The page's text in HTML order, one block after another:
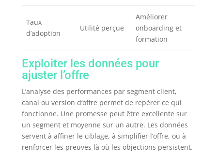
Taux
d’adoption
Utilité perçue
Améliorer
onboarding et
formation
Exploiter les données pour
ajuster l’offre
L’analyse des performances par segment client,
canal ou version d’offre permet de repérer ce qui
fonctionne. Une promesse peut être excellente sur
un segment et moyenne sur un autre. Les données
servent à affiner le ciblage, à simplifier l’offre, ou à
renforcer les preuves là où les objections persistent.